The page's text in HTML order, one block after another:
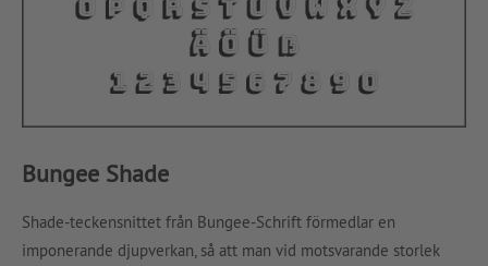
Bungee Shade
Shade-teckensnittet från Bungee-Schrift förmedlar en
imponerande djupverkan, så att man vid motsvarande storlek